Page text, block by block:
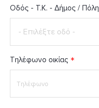
Οδός - Τ.Κ. - Δήμος / Πόλη
- Επιλέξτε οδό -
Αριθμός
Οδός
Τηλέφωνο οικίας